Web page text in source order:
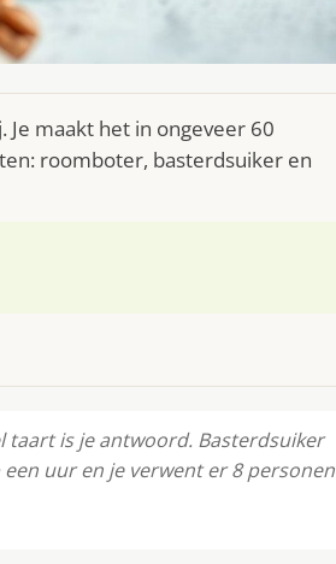
maakt het in ongeveer 60
roomboter, basterdsuiker en
taart is je antwoord. Basterdsuiker
uur en je verwent er 8 personen